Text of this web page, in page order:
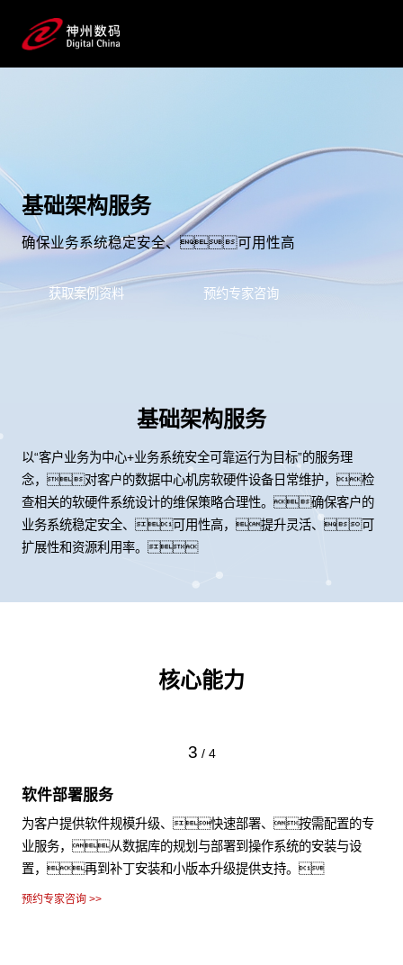
基础架构服务
确保业务系统稳定安全、可用性高
获取案例资料 预约专家咨询
基础架构服务
以“客户业务为中心+业务系统安全可靠运行为目标”的服务理
念，对客户的数据中心机房软硬件设备日常维护，检
查相关的软硬件系统设计的维保策略合理性。确保客户的
业务系统稳定安全、可用性高，提升灵活、可
扩展性和资源利用率。
核心能力
4 / 4
硬件部署服务
从基础部署准备、硬件基础部署、联调联
试、项目验收、越界面活动的全过程可追溯，保
证施工质量和进度。
预约专家咨询 >>